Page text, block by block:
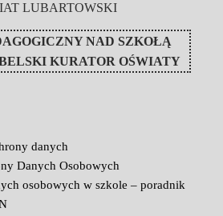
LUBARTOWSKI
NAD SZKOŁĄ
KURATOR OŚWIATY
danych
Danych Osobowych
osobowych w szkole – poradnik